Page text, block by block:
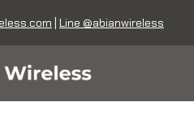
Line @abianwireless